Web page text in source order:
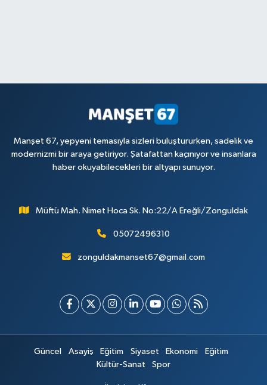
Manşet 67, yepyeni temasıyla sizleri buluştururken, sadelik ve
modernizmi bir araya getiriyor. Şatafattan kaçınıyor ve insanlara
haber okuyabilecekleri bir altyapı sunuyor.
Müftü Mah. Nimet Hoca Sk. No:22/A Ereğli/Zonguldak
05072496310
zonguldakmanset67@gmail.com
Güncel Asayiş Eğitim Siyaset Ekonomi
Eğitim
Kültür-Sanat
Spor